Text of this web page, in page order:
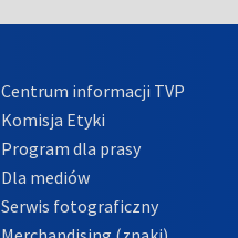
Centrum informacji TVP
Komisja Etyki
Program dla prasy
Dla mediów
Serwis fotograficzny